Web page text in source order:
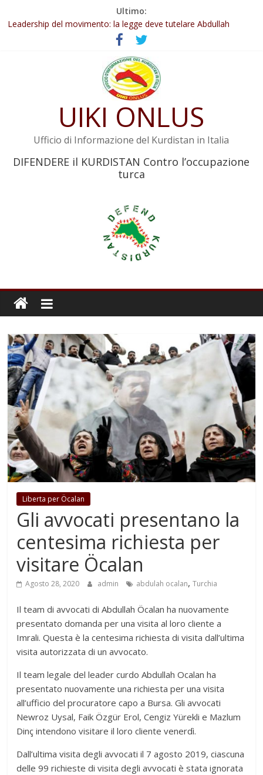
Ultimo:
Abdullah Öcalan: Le legge negativa deve essere trasformata in
legge positiva
Leadership del movimento: la legge deve tutelare Abdullah
Öcalan e l’intero movimento
Commissione donne del KNK: Şengal è di nuovo sotto minaccia
Non tenere conto della situazione di Rêber Apo ostacolerebbe
Il KNK chiede un’azione internazionale contro i crimini di guerra
UIKI ONLUS
Ufficio di Informazione del Kurdistan in Italia
DIFENDERE il KURDISTAN Contro l’occupazione
turca
Liberta per Öcalan
Gli avvocati presentano la
centesima richiesta per
visitare Öcalan
Agosto 28, 2020 admin abdulah ocalan,Turchia
Il team di avvocati di Abdullah Öcalan ha nuovamente
presentato domanda per una visita al loro cliente a
Imrali. Questa è la centesima richiesta di visita dall’ultima
visita autorizzata di un avvocato.
Il team legale del leader curdo Abdullah Ocalan ha
presentato nuovamente una richiesta per una visita
all’ufficio del procuratore capo a Bursa. Gli avvocati
Newroz Uysal, Faik Özgür Erol, Cengiz Yürekli e Mazlum
Dinç intendono visitare il loro cliente venerdì.
Dall’ultima visita degli avvocati il 7 agosto 2019, ciascuna
delle 99 richieste di visita degli avvocati è stata ignorata